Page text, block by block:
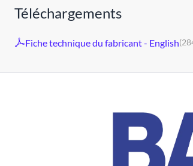
Téléchargements
Fiche technique du fabricant - English